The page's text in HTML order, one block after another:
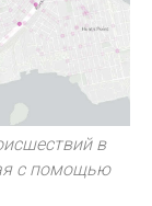
в
с помощью